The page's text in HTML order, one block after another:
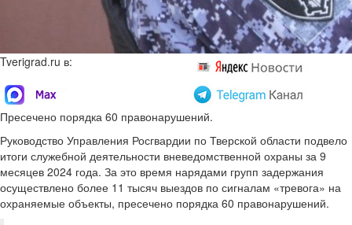
Tverigrad.ru в:
Пресечено порядка 60 правонарушений.
Руководство Управления Росгвардии по Тверской области подвело
итоги служебной деятельности вневедомственной охраны за 9
месяцев 2024 года. За это время нарядами групп задержания
осуществлено более 11 тысяч выездов по сигналам «тревога» на
охраняемые объекты, пресечено порядка 60 правонарушений.